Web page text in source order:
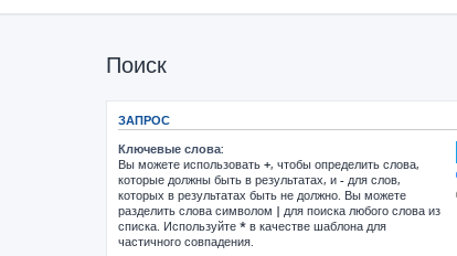
Поиск
ЗАПРОС
Ключевые слова:
Вы можете использовать +, чтобы определить слова,
которые должны быть в результатах, и - для слов,
которых в результатах быть не должно. Вы можете
разделить слова символом | для поиска любого слова из
списка. Используйте * в качестве шаблона для
частичного совпадения.